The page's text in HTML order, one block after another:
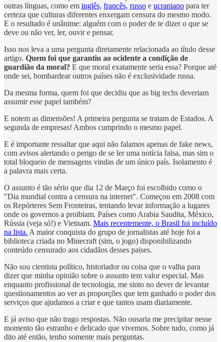
outras línguas, como em inglês, francês, russo e ucraniano para ter
certeza que culturas diferentes enxergam censura do mesmo modo.
E o resultado é unânime: alguém com o poder de te dizer o que se
deve ou não ver, ler, ouvir e pensar.
Isso nos leva a uma pergunta diretamente relacionada ao título desse
artigo. Quem foi que garantiu ao ocidente a condição de
guardião da moral? E que moral exatamente seria essa? Porque até
onde sei, bombardear outros países não é exclusividade russa.
Da mesma forma, quem foi que decidiu que as big techs deveriam
assumir esse papel também?
E notem as dimensões! A primeira pergunta se tratam de Estados. A
segunda de empresas! Ambos cumprindo o mesmo papel.
E é importante ressaltar que aqui não falamos apenas de fake news,
com avisos alertando o perigo de se ler uma notícia falsa, mas sim o
total bloqueio de mensagens vindas de um único país. Isolamento é
a palavra mais certa.
O assunto é tão sério que dia 12 de Março foi escolhido como o
"Dia mundial contra a censura na internet". Começou em 2008 com
os Repórteres Sem Fronteiras, tentando levar informação a lugares
onde os governos a proibiam. Países como Arabia Saudita, México,
Rússia (veja só!) e Vietnam. Mais recentemente, o Brasil foi incluído
na lista. A maior conquista do grupo de jornalistas até hoje foi a
biblioteca criada no Minecraft (sim, o jogo) disponibilizando
conteúdo censurado aos cidadãos desses paises.
Não sou cientista político, historiador ou coisa que o valha para
dizer que minha opinião sobre o assunto tem valor especial. Mas
enquanto profissional de tecnologia, me sinto no dever de levantar
questionamentos ao ver as proporções que tem ganhado o poder dos
serviços que ajudamos a criar e que tantos usam diariamente.
E já aviso que não trago respostas. Não ousaria me precipitar nesse
momento tão estranho e delicado que vivemos. Sobre tudo, como já
dito até então, tenho somente mais perguntas.